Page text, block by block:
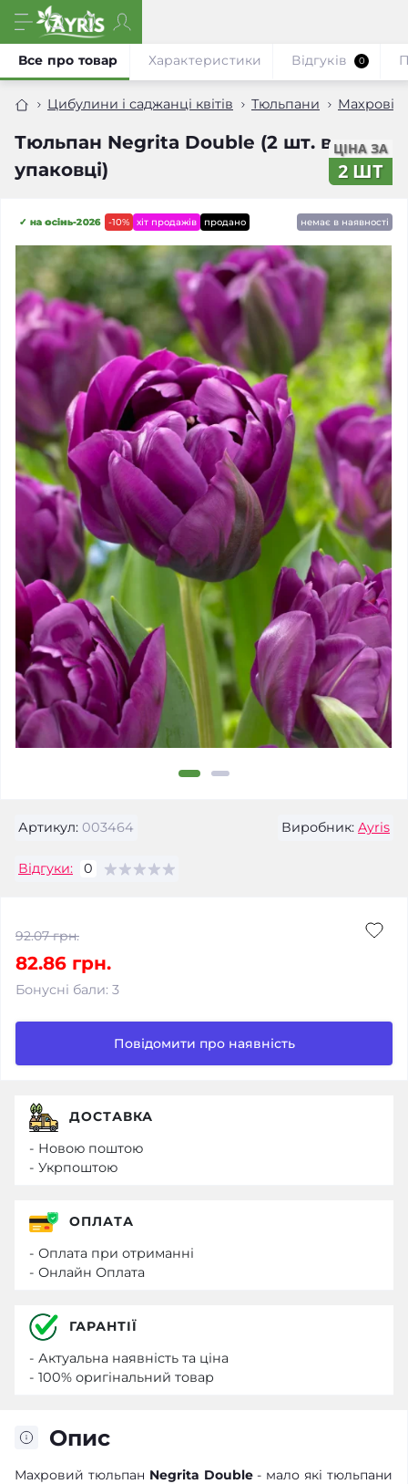
Цибулини і саджанці квітів Тюльпани Махрові
Тюльпан Negrita Double (2 шт. в
упаковці)
Все про товар Характеристики Відгуків 0
-10%
✓ на осінь-2026 хіт продажів продано немає в наявності
ЦІНА ЗА
2 ШТ
Артикул: 003464 Виробник: Ayris
Відгуки: 0
92.07 грн.
82.86 грн.
Бонусні бали: 3
Повідомити про наявність
Опис
Махровий тюльпан Negrita Double- мало які тюльпани
ДОСТАВКА
- Новою поштою
- Укрпоштою
ОПЛАТА
- Оплата при отриманні
- Онлайн Оплата
ГАРАНТІЇ
- Актуальна наявність та ціна
- 100% оригінальний товар